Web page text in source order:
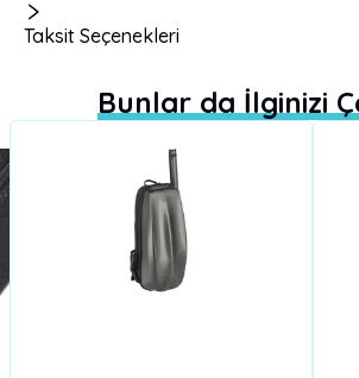
Taksit Seçenekleri
Bunlar da İlginizi